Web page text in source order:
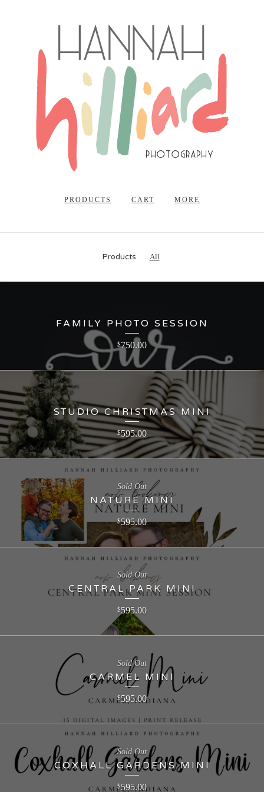
PRODUCTS CART MORE
Products All
FAMILY PHOTO SESSION
$750.00
STUDIO CHRISTMAS MINI
$595.00
NATURE MINI
$595.00
Sold Out
CENTRAL PARK MINI
$595.00
Sold Out
CARMEL MINI
$595.00
Sold Out
COXHALL GARDENS MINI
$595.00
Sold Out